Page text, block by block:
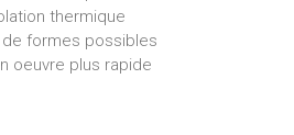
thermique
de formes possibles
oeuvre plus rapide